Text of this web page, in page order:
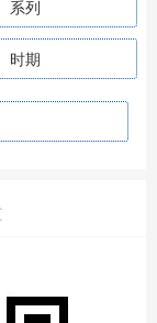
系列
时期